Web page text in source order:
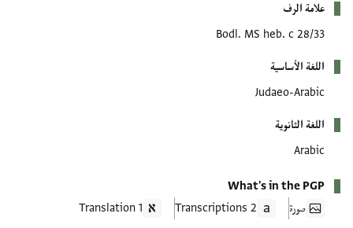
علامة الرف
Bodl. MS heb. c 28/33
اللغة الأساسية
Judaeo-Arabic
اللغة الثانوية
Arabic
What's in the PGP
صورة
2 Transcriptions
1 Translation